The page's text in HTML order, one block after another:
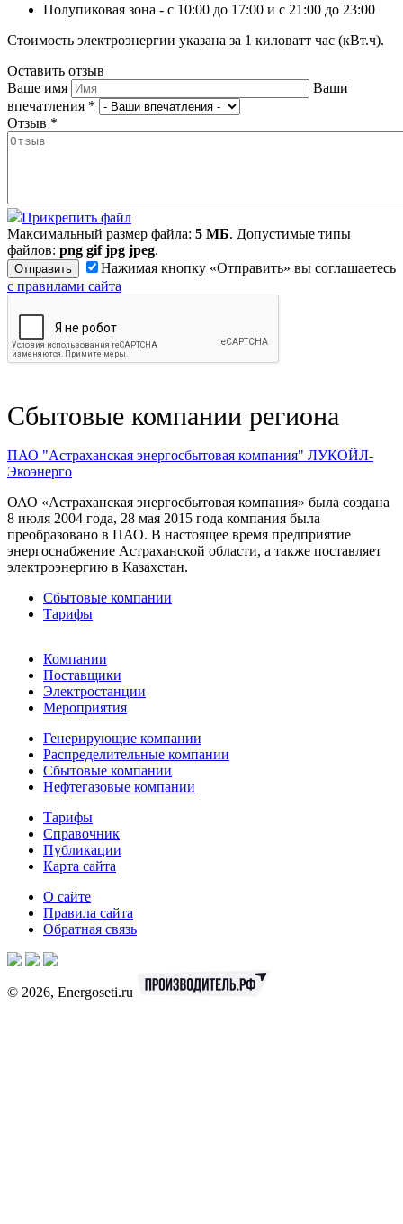
Полупиковая зона - с 10:00 до 17:00 и с 21:00 до 23:00
Стоимость электроэнергии указана за 1 киловатт час (кВт.ч).
Оставить отзыв
Ваше имя
Ваши
впечатления *
Отзыв *
Прикрепить файл
Максимальный размер файла: 5 МБ. Допустимые типы
файлов: png gif jpg jpeg.
Нажимая кнопку «Отправить» вы соглашаетесь
с правилами сайта
Сбытовые компании региона
ПАО "Астраханская энергосбытовая компания" ЛУКОЙЛ-
Экоэнерго
ОАО «Астраханская энергосбытовая компания» была создана
8 июля 2004 года, 28 мая 2015 года компания была
преобразовано в ПАО. В настоящее время предприятие
энергоснабжение Астраханской области, а также поставляет
электроэнергию в Казахстан.
Сбытовые компании
Тарифы
Компании
Поставщики
Электростанции
Мероприятия
Генерирующие компании
Распределительные компании
Сбытовые компании
Нефтегазовые компании
Тарифы
Справочник
Публикации
Карта сайта
О сайте
Правила сайта
Обратная связь
© 2026, Energoseti.ru